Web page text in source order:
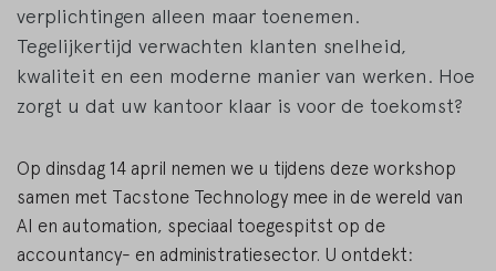
verplichtingen alleen maar toenemen.
Tegelijkertijd verwachten klanten snelheid,
kwaliteit en een moderne manier van werken. Hoe
zorgt u dat uw kantoor klaar is voor de toekomst?
Op dinsdag 14 april nemen we u tijdens deze workshop
samen met Tacstone Technology mee in de wereld van
AI en automation, speciaal toegespitst op de
accountancy- en administratiesector. U ontdekt: